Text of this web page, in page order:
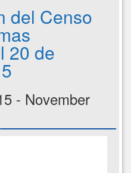
del Censo
20 de
- November